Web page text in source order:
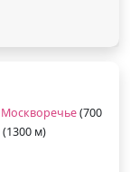
Москворечье(700
(1300 м)